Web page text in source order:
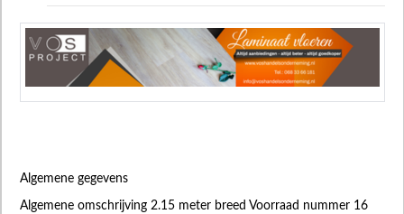
Algemene gegevens
Algemene omschrijving 2.15 meter breed Voorraad nummer 16